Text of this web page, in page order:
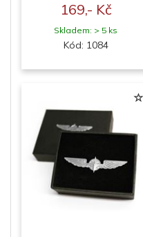
169,- Kč
Skladem: > 5 ks
Kód: 1084